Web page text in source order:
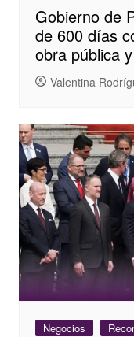
Gobierno de
de 600 días
obra pública
Valentina
Negocios